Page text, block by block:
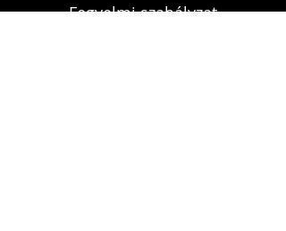
Fegyelmi szabályzat